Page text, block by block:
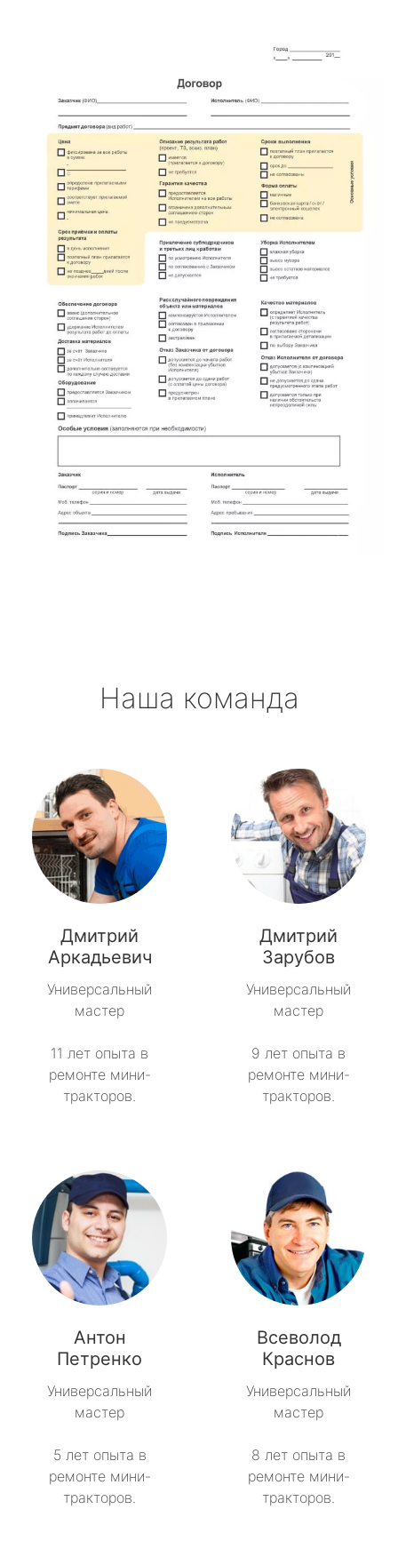
Наша команда
Дмитрий
Аркадьевич
Универсальный
мастер
11 лет опыта в
ремонте мини-
тракторов.
Дмитрий
Зарубов
Универсальный
мастер
9 лет опыта в
ремонте мини-
тракторов.
Антон
Петренко
Универсальный
мастер
5 лет опыта в
ремонте мини-
тракторов.
Всеволод
Краснов
Универсальный
мастер
8 лет опыта в
ремонте мини-
тракторов.